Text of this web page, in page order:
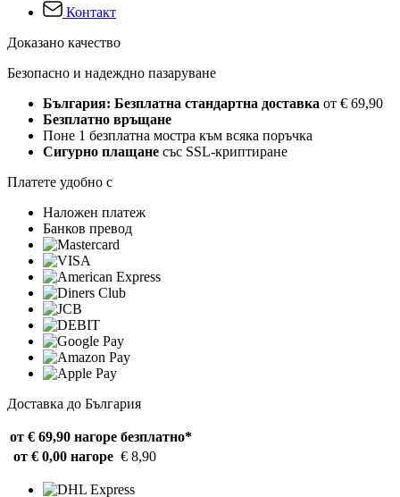
Контакт
Доказано качество
Безопасно и надеждно пазаруване
България: Безплатна стандартна доставка от € 69,90
Безплатно връщане
Поне 1 безплатна мостра към всяка поръчка
Сигурно плащане със SSL-криптиране
Платете удобно с
Наложен платеж
Банков превод
Доставка до България
от € 69,90 нагоре безплатно*
от € 0,00 нагоре € 8,90